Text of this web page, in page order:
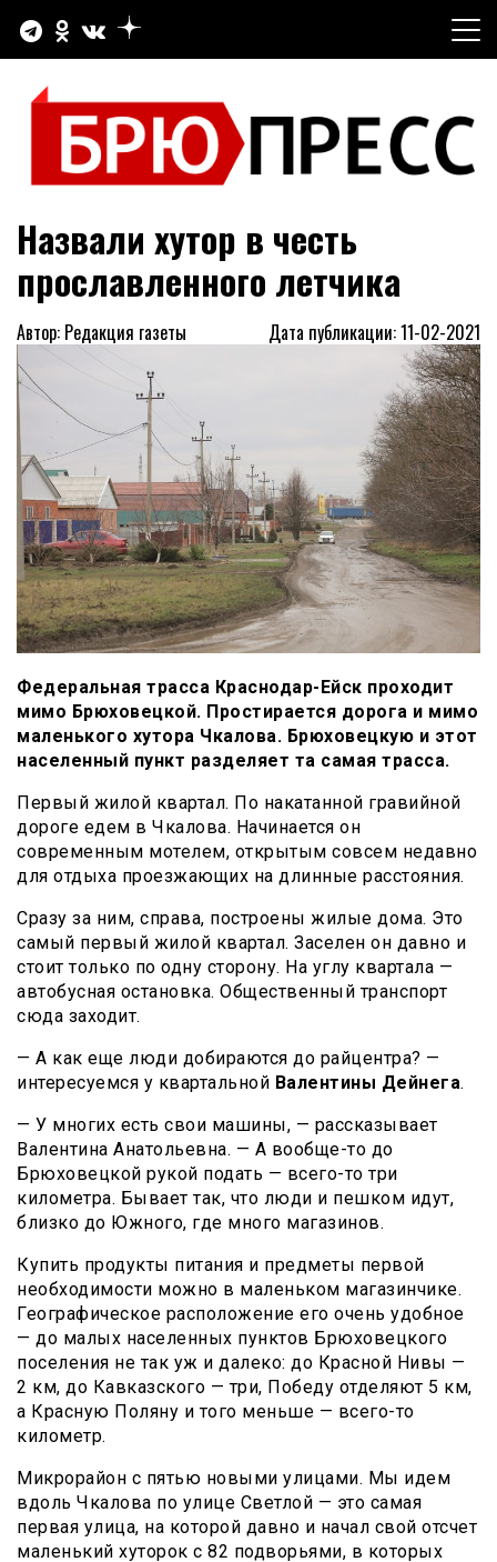
содержимому
БРЮПРЕСС
Официальный сайт газеты "Брюховецкие новости"
Назвали хутор в честь
прославленного летчика
Автор: Редакция газеты Дата публикации: 11-02-2021
Федеральная трасса Краснодар-Ейск проходит
мимо Брюховецкой. Простирается дорога и мимо
маленького хутора Чкалова. Брюховецкую и этот
населенный пункт разделяет та самая трасса.
Первый жилой квартал. По накатанной гравийной
дороге едем в Чкалова. Начинается он
современным мотелем, открытым совсем недавно
для отдыха проезжающих на длинные расстояния.
Сразу за ним, справа, построены жилые дома. Это
самый первый жилой квартал. Заселен он давно и
стоит только по одну сторону. На углу квартала —
автобусная остановка. Общественный транспорт
сюда заходит.
— А как еще люди добираются до райцентра? —
интересуемся у квартальной Валентины Дейнега.
— У многих есть свои машины, — рассказывает
Валентина Анатольевна. — А вообще-то до
Брюховецкой рукой подать — всего-то три
километра. Бывает так, что люди и пешком идут,
близко до Южного, где много магазинов.
Купить продукты питания и предметы первой
необходимости можно в маленьком магазинчике.
Географическое расположение его очень удобное
— до малых населенных пунктов Брюховецкого
поселения не так уж и далеко: до Красной Нивы —
2 км, до Кавказского — три, Победу отделяют 5 км,
а Красную Поляну и того меньше — всего-то
километр.
Микрорайон с пятью новыми улицами. Мы идем
вдоль Чкалова по улице Светлой — это самая
первая улица, на которой давно и начал свой отсчет
маленький хуторок с 82 подворьями, в которых